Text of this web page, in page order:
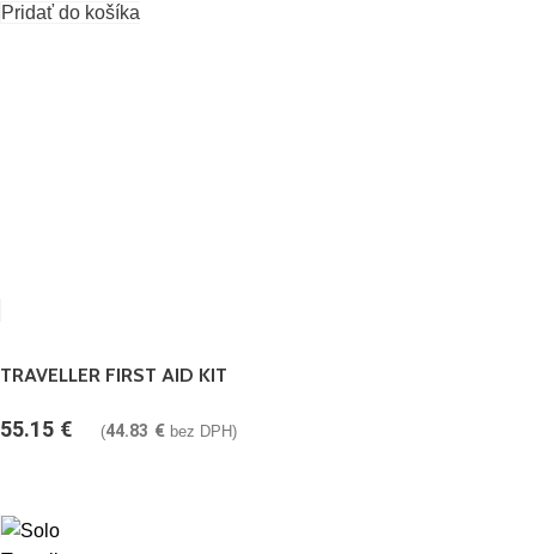
Pridať do košíka
TRAVELLER FIRST AID KIT
55.15 € (44.83 € bez DPH)